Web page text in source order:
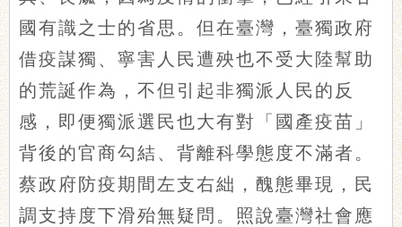
國有識之士的省思。但在臺灣，臺獨政府
借疫謀獨、寧害人民遭殃也不受大陸幫助
的荒誕作為，不但引起非獨派人民的反
感，即便獨派選民也大有對「國產疫苗」
背後的官商勾結、背離科學態度不滿者。
蔡政府防疫期間左支右絀，醜態畢現，民
調支持度下滑殆無疑問。照說臺灣社會應